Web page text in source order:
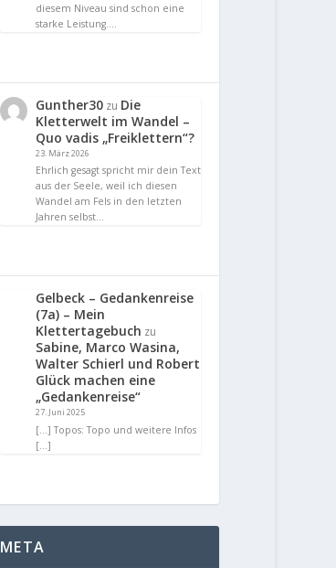
diesem Niveau sind schon eine
starke Leistung.…
Gunther30 zu Die
Kletterwelt im Wandel –
Quo vadis „Freiklettern“?
23. März 2026
Ehrlich gesagt spricht mir dein Text
aus der Seele, weil ich diesen
Wandel am Fels in den letzten
Jahren selbst…
Gelbeck – Gedankenreise
(7a) – Mein
Klettertagebuch zu
Sabine, Marco Wasina,
Walter Schierl und Robert
Glück machen eine
„Gedankenreise“
27. Juni 2025
[…] Topos: Topo und weitere Infos
[…]
META